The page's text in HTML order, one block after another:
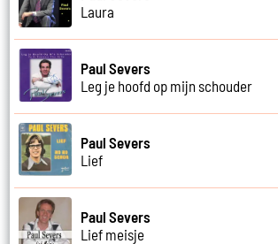
Laura
Paul Severs
Leg je hoofd op mijn schouder
Paul Severs
Lief
Paul Severs
Lief meisje